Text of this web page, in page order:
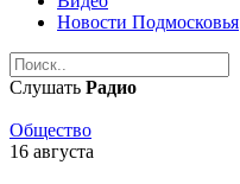
Новости Подмосковья
Слушать Радио
Общество
16 августа